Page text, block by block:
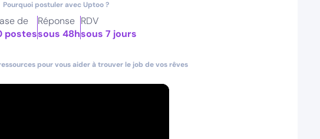
Pourquoi postuler avec Uptoo ?
de
postes
Réponse
sous 48h
RDV
sous 7 jours
pour vous aider à trouver le job de vos rêves